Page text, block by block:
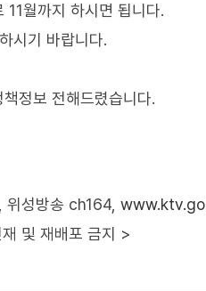
11월까지 하시면 됩니다.
시기 바랍니다.
정보 전해드렸습니다.
위성방송 ch164,
및 재배포 금지 >